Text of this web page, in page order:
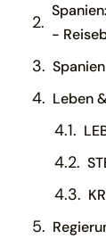
-
Leben